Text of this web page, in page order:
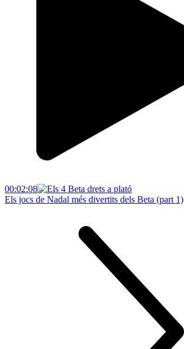
00:02:08
Els jocs de Nadal més divertits dels Beta (part 1)